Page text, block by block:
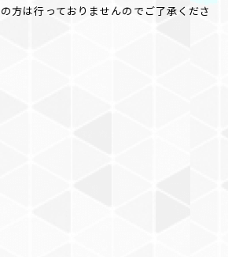
方は行っておりませんのでご了承くださ